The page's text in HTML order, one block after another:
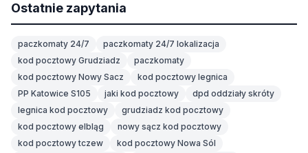
Ostatnie zapytania
paczkomaty 24/7
paczkomaty 24/7 lokalizacja
kod pocztowy Grudziadz
paczkomaty
kod pocztowy Nowy Sacz
kod pocztowy legnica
PP Katowice S105
jaki kod pocztowy
dpd oddziały skróty
legnica kod pocztowy
grudziadz kod pocztowy
kod pocztowy elbląg
nowy sącz kod pocztowy
kod pocztowy tczew
kod pocztowy Nowa Sól